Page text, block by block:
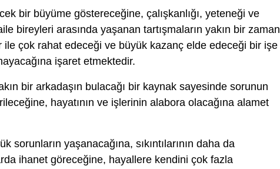
bir büyüme göstereceğine, çalışkanlığı, yeteneği ve
bireyleri arasında yaşanan tartışmaların yakın bir zaman
çok rahat edeceği ve büyük kazanç elde edeceği bir işe
işaret etmektedir.
bir arkadaşın bulacağı bir kaynak sayesinde sorunun
hayatının ve işlerinin alabora olacağına alamet
sorunların yaşanacağına, sıkıntılarının daha da
ihanet göreceğine, hayallere kendini çok fazla